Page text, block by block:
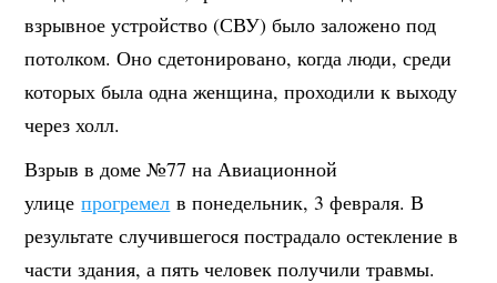
взрывное устройство (СВУ) было заложено под
потолком. Оно сдетонировано, когда люди, среди
которых была одна женщина, проходили к выходу
через холл.
Взрыв в доме №77 на Авиационной
улицепрогремел в понедельник, 3 февраля. В
результате случившегося пострадало остекление в
части здания, а пять человек получили травмы.